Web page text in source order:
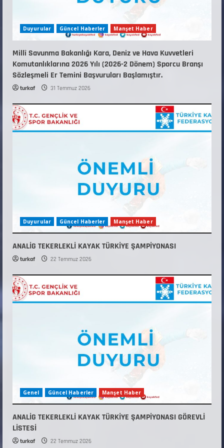
Duyurular Güncel Haberler Manşet Haber
Millî Savunma Bakanlığı Kara, Deniz ve Hava Kuvvetleri
Komutanlıklarına 2026 Yılı (2026-2 Dönem) Sporcu Branşı
Sözleşmeli Er Temini Başvuruları Başlamıştır.
turkaf 31 Temmuz 2026
Duyurular Güncel Haberler Manşet Haber
ANALİG TEKERLEKLİ KAYAK TÜRKİYE ŞAMPİYONASI
turkaf 22 Temmuz 2026
Genel Güncel Haberler Manşet Haber
ANALİG TEKERLEKLİ KAYAK TÜRKİYE ŞAMPİYONASI GÖREVLİ
LİSTESİ
turkaf 22 Temmuz 2026